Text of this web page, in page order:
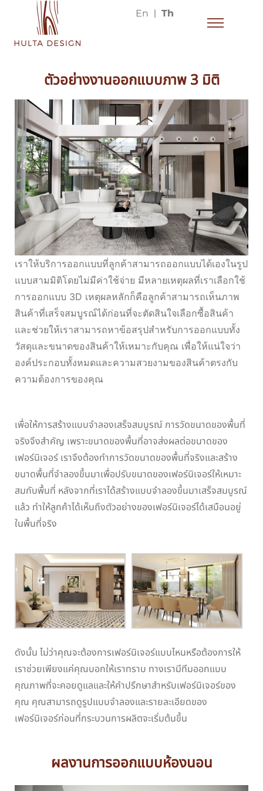
En Th
ตัวอย่างงานออกแบบภาพ 3 มิติ
เราให้บริการออกแบบที่ลูกค้าสามารถออกแบบได้เองในรูป
แบบสามมิติโดยไม่มีค่าใช้จ่าย มีหลายเหตุผลที่เราเลือกใช้
การออกแบบ 3D เหตุผลหลักก็คือลูกค้าสามารถเห็นภาพ
สินค้าที่เสร็จสมบูรณ์ได้ก่อนที่จะตัดสินใจเลือกซื้อสินค้า
และช่วยให้เราสามารถหาข้อสรุปสำหรับการออกแบบทั้ง
วัสดุและขนาดของสินค้าให้เหมาะกับคุณ เพื่อให้แน่ใจว่า
องค์ประกอบทั้งหมดและความสวยงามของสินค้าตรงกับ
ความต้องการของคุณ
เพื่อให้การสร้างแบบจำลองเสร็จสมบูรณ์ การวัดขนาดของพื้นที่
จริงจึงสำคัญ เพราะขนาดของพื้นที่อาจส่งผลต่อขนาดของ
เฟอร์นิเจอร์ เราจึงต้องทำการวัดขนาดของพื้นที่จริงและสร้าง
ขนาดพื้นที่จำลองขึ้นมาเพื่อปรับขนาดของเฟอร์นิเจอร์ให้เหมาะ
สมกับพื้นที่ หลังจากที่เราได้สร้างแบบจำลองขึ้นมาเสร็จสมบูรณ์
แล้ว ทำให้ลูกค้าได้เห็นถึงตัวอย่างของเฟอร์นิเจอร์ได้เสมือนอยู่
ในพื้นที่จริง
ดังนั้น ไม่ว่าคุณจะต้องการเฟอร์นิเจอร์แบบไหนหรือต้องการให้
เราช่วยเพียงแค่คุณบอกให้เราทราบ ทางเรามีทีมออกแบบ
คุณภาพที่จะคอยดูแลและให้คำปรึกษาสำหรับเฟอร์นิเจอร์ของ
คุณ คุณสามารถดูรูปแบบจำลองและรายละเอียดของ
เฟอร์นิเจอร์ก่อนที่กระบวนการผลิตจะเริ่มต้นขึ้น
ผลงานการออกแบบห้องนอน